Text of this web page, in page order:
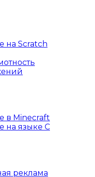
на Scratch
в Minecraft
на языке C
реклама